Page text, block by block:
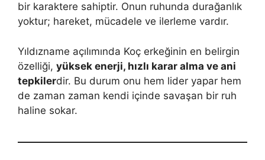
bir karaktere sahiptir. Onun ruhunda durağanlık
yoktur; hareket, mücadele ve ilerleme vardır.
Yıldızname açılımında Koç erkeğinin en belirgin
özelliği, yüksek enerji, hızlı karar alma ve ani
tepkilerdir. Bu durum onu hem lider yapar hem
de zaman zaman kendi içinde savaşan bir ruh
haline sokar.